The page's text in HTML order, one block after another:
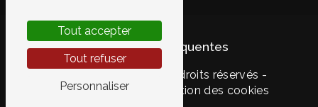
Recherches fréquentes
- 2026 - Tous droits réservés -
Mentions légales
Gestion des cookies
Tout accepter
Tout refuser
Personnaliser